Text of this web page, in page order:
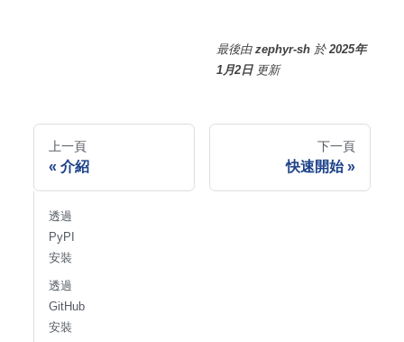
最後由 zephyr-sh 於 2025年
1月2日 更新
上一頁
介紹
下一頁
快速開始
透過
PyPI
安裝
透過
GitHub
安裝